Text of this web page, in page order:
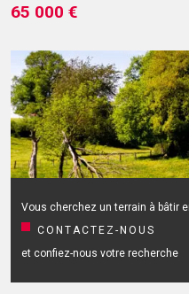
65 000 €
Vous cherchez un terrain à bâtir
CONTACTEZ-NOUS
et confiez-nous votre recherche